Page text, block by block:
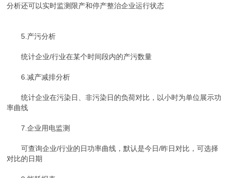
分析还可以实时监测限产和停产整治企业运行状态
5.产污分析
统计企业/行业在某个时间段内的产污数量
6.减产减排分析
统计企业在污染日、非污染日的负荷对比，以小时为单位展示功
率曲线
7.企业用电监测
可查询企业/行业的日功率曲线，默认是今日/昨日对比，可选择
对比的日期